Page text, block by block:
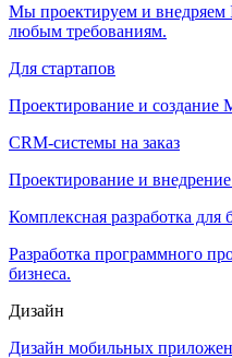
Мы проектируем и внедряем
любым требованиям.
Для стартапов
Проектирование и создание
CRM-системы на заказ
Проектирование и
Комплексная разработка для
Разработка программного
бизнеса.
Дизайн
Дизайн мобильных